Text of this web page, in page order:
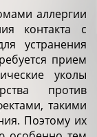
аллергии
контакта с
устранения
прием
уколы
против
такими
Поэтому их